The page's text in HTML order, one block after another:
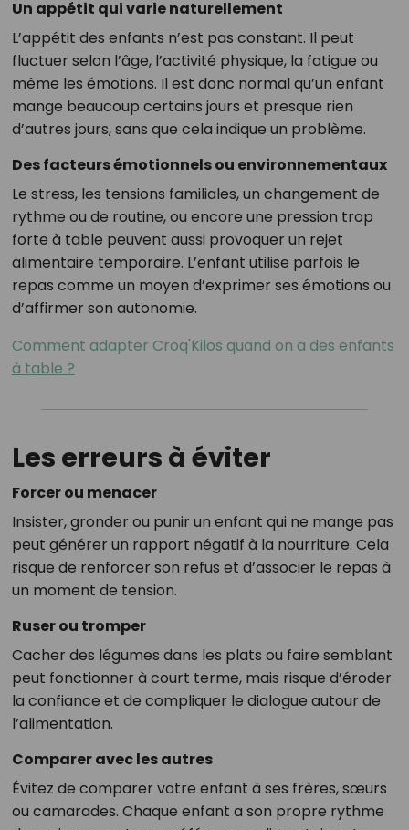
Un appétit qui varie naturellement
L’appétit des enfants n’est pas constant. Il peut
fluctuer selon l’âge, l’activité physique, la fatigue ou
même les émotions. Il est donc normal qu’un enfant
mange beaucoup certains jours et presque rien
d’autres jours, sans que cela indique un problème.
Des facteurs émotionnels ou environnementaux
Le stress, les tensions familiales, un changement de
rythme ou de routine, ou encore une pression trop
forte à table peuvent aussi provoquer un rejet
alimentaire temporaire. L’enfant utilise parfois le
repas comme un moyen d’exprimer ses émotions ou
d’affirmer son autonomie.
Comment adapter Croq'Kilos quand on a des enfants
à table ?
Les erreurs à éviter
Forcer ou menacer
Insister, gronder ou punir un enfant qui ne mange pas
peut générer un rapport négatif à la nourriture. Cela
risque de renforcer son refus et d’associer le repas à
un moment de tension.
Ruser ou tromper
Cacher des légumes dans les plats ou faire semblant
peut fonctionner à court terme, mais risque d’éroder
la confiance et de compliquer le dialogue autour de
l’alimentation.
Comparer avec les autres
Évitez de comparer votre enfant à ses frères, sœurs
ou camarades. Chaque enfant a son propre rythme